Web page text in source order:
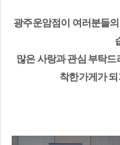
광주운암점이 여러분들
많은 사랑과 관심 부탁
착한가게가